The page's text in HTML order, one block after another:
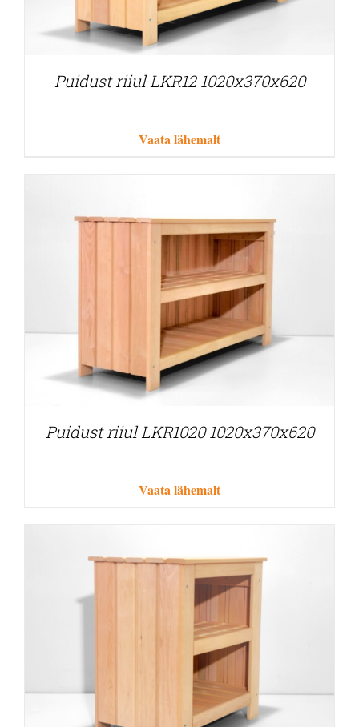
Puidust riiul LKR12 1020x370x620
Vaata lähemalt
Puidust riiul LKR1020 1020x370x620
Vaata lähemalt